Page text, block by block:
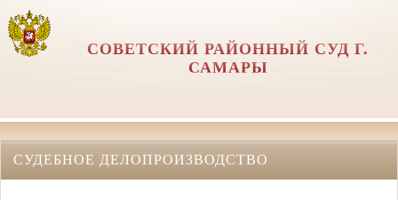
СОВЕТСКИЙ РАЙОННЫЙ СУД Г.
САМАРЫ
СУДЕБНОЕ ДЕЛОПРОИЗВОДСТВО